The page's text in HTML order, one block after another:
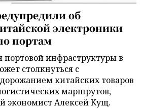
об
электроники
портам
портовой инфраструктуры в
столкнуться с
китайских товаров
маршрутов,
экономист Алексей Кущ.